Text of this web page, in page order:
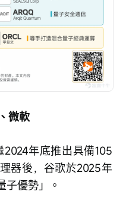
微軟
年底推出具備105
器後，谷歌於2025年
子優勢」。